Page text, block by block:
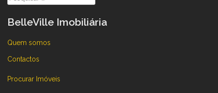
por:
BelleVille Imobiliária
Quem somos
Contactos
Procurar Imóveis